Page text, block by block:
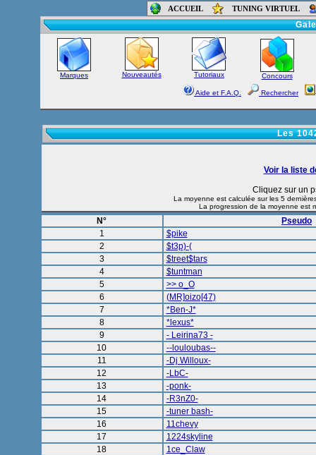
ACCUEIL TUNING VIRTUEL
Accueil-
Marques Nouveautés Tutoriaux Concours
Aide et F.A.Q. Rechercher
Les
Voir la liste
Cliquez sur un
La moyenne est calculée sur les 5
La progression de la moyenne est
N°
Pseudo
1
$pike
2
$t3p)-(
3
$treet$tars
4
$tuntman
5
>> o_O
6
(MR]oizo[47)
7
*Ben-J*
8
*lexus*
9
- Leirina73 -
10
--louloubas--
11
-Dj Willoux-
12
-LbC-
13
-ponk-
14
-R3nZ0-
15
-tuner bash-
16
11chevy
17
1224skyline
18
1ce_Claw